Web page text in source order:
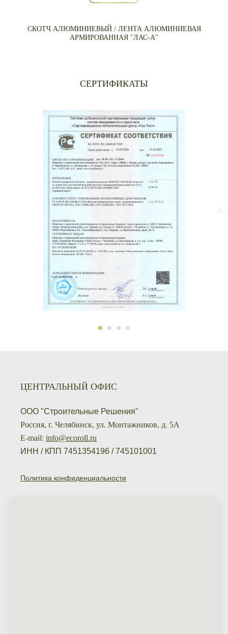
СКОТЧ АЛЮМИНИЕВЫЙ / ЛЕНТА АЛЮМИНИЕВАЯ
АРМИРОВАННАЯ "ЛАС-А"
СЕРТИФИКАТЫ
ЦЕНТРАЛЬНЫЙ ОФИС
ООО "Строительные Решения"
Россия, г. Челябинск, ул. Монтажников, д. 5А
E-mail: info@ecoroll.ru
ИНН / КПП 7451354196 / 745101001
Политика конфиденциальности